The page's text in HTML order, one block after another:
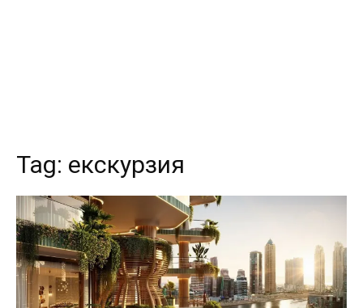
Tag: екскурзия